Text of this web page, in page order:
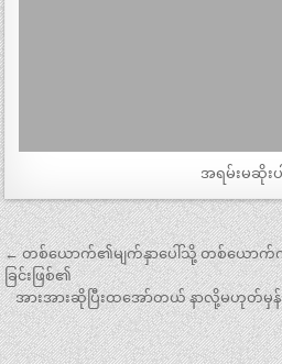
အရမ်းမဆိုးပ
Post
navigation
← တစ်ယောက်၏မျက်နှာပေါ်သို့ တစ်ယောက်
ခြင်းဖြစ်၏
အားအားဆိုပြီးထအော်တယ် နာလို့မဟုတ်မှန်